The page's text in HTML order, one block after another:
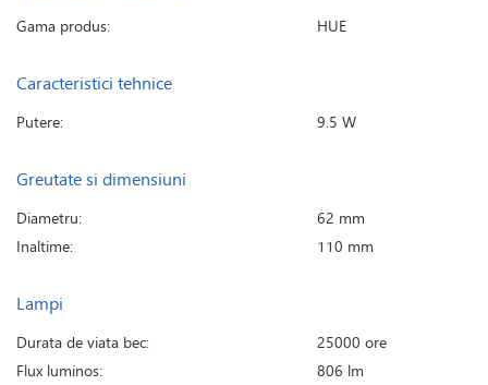
Gama produs: HUE
Caracteristici tehnice
Putere: 9.5 W
Greutate si dimensiuni
Diametru:
62 mm
Inaltime:
110 mm
Lampi
Durata de viata bec:
25000 ore
Flux luminos:
806 lm